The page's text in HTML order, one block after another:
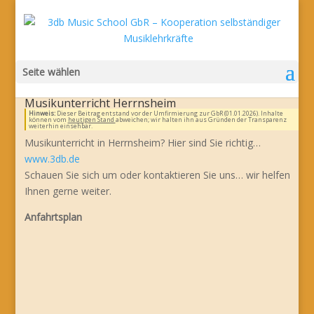
Seite wählen
Musikunterricht Herrnsheim
Hinweis:Dieser Beitrag entstand vor der Umfirmierung zur GbR (01.01.2026). Inhalte
können vom heutigen Stand abweichen; wir halten ihn aus Gründen der Transparenz
weiterhin einsehbar.
Musikunterricht in Herrnsheim? Hier sind Sie richtig…
www.3db.de
Schauen Sie sich um oder kontaktieren Sie uns… wir helfen
Ihnen gerne weiter.
Anfahrtsplan